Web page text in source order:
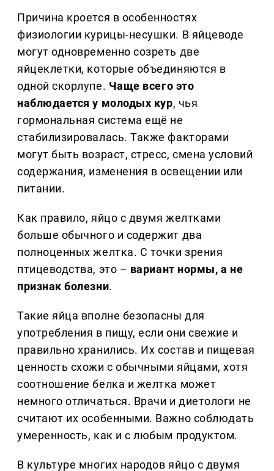
Причина кроется в особенностях
физиологии курицы-несушки. В яйцеводе
могут одновременно созреть две
яйцеклетки, которые объединяются в
одной скорлупе. Чаще всего это
наблюдается у молодых кур, чья
гормональная система ещё не
стабилизировалась. Также факторами
могут быть возраст, стресс, смена условий
содержания, изменения в освещении или
питании.
Как правило, яйцо с двумя желтками
больше обычного и содержит два
полноценных желтка. С точки зрения
птицеводства, это – вариант нормы, а не
признак болезни.
Такие яйца вполне безопасны для
употребления в пищу, если они свежие и
правильно хранились. Их состав и пищевая
ценность схожи с обычными яйцами, хотя
соотношение белка и желтка может
немного отличаться. Врачи и диетологи не
считают их особенными. Важно соблюдать
умеренность, как и с любым продуктом.
В культуре многих народов яйцо с двумя